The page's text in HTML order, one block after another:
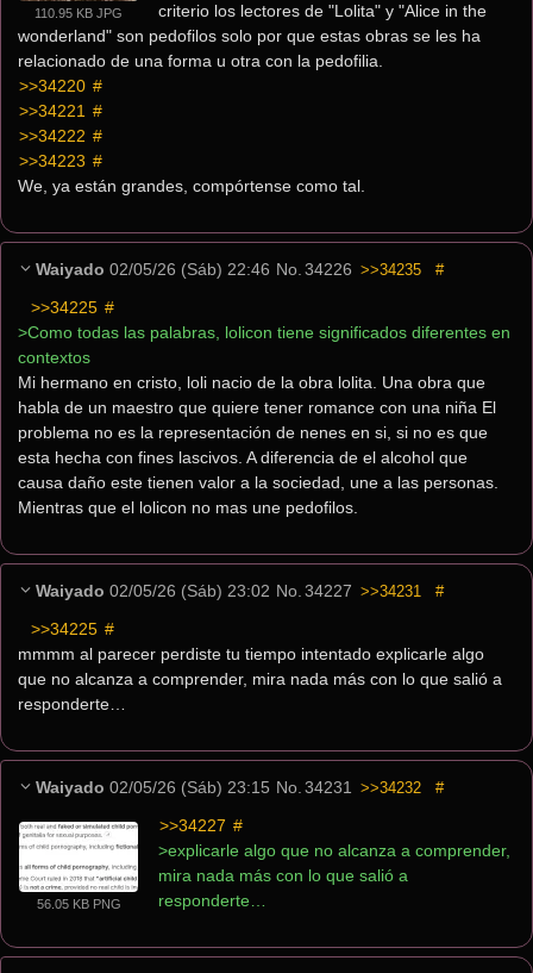
110.95 KB JPG
criterio los lectores de "Lolita" y "Alice in the
wonderland" son pedofilos solo por que estas obras se les ha
relacionado de una forma u otra con la pedofilia.
>>34220 #
>>34221 #
>>34222 #
>>34223 #
We, ya están grandes, compórtense como tal.
Waiyado 02/05/26 (Sáb) 22:46 No. 34226 >>34235 #
>>34225 #
>Como todas las palabras, lolicon tiene significados diferentes en
contextos
Mi hermano en cristo, loli nacio de la obra lolita. Una obra que
habla de un maestro que quiere tener romance con una niña El
problema no es la representación de nenes en si, si no es que
esta hecha con fines lascivos. A diferencia de el alcohol que
causa daño este tienen valor a la sociedad, une a las personas.
Mientras que el lolicon no mas une pedofilos.
Waiyado 02/05/26 (Sáb) 23:02 No. 34227 >>34231 #
>>34225 #
mmmm al parecer perdiste tu tiempo intentado explicarle algo
que no alcanza a comprender, mira nada más con lo que salió a
responderte…
Waiyado 02/05/26 (Sáb) 23:15 No. 34231 >>34232 #
56.05 KB PNG
>>34227 #
>explicarle algo que no alcanza a comprender,
mira nada más con lo que salió a
responderte…